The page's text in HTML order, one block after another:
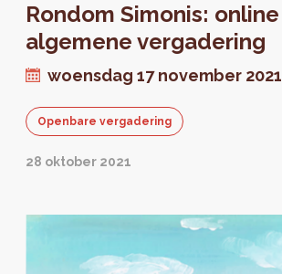
Rondom Simonis: online
algemene vergadering
woensdag 17 november 2021
Openbare vergadering
28 oktober 2021